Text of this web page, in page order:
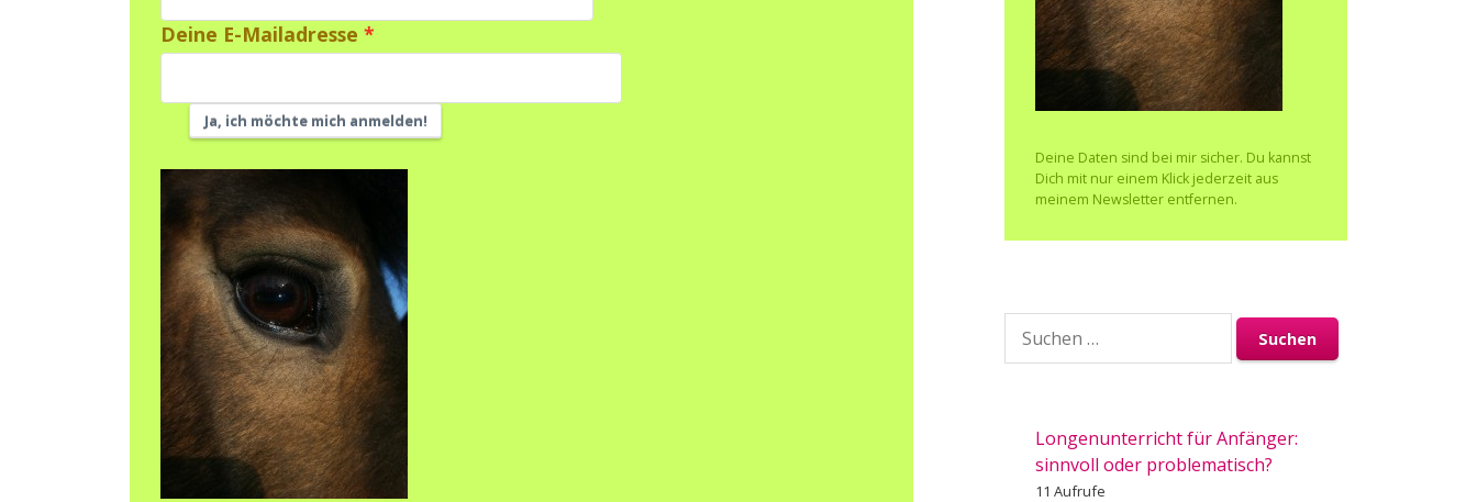
Deine E-Mailadresse
Ja, ich möchte mich anmelden!
Deine Daten sind bei mir sicher. Du kannst
Dich mit nur einem Klick jederzeit aus
meinem Newsletter entfernen.
Suchen
nach:
Longenunterricht für Anfänger:
sinnvoll oder problematisch?
11 Aufrufe